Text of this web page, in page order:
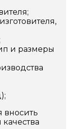
и размеры
вносить